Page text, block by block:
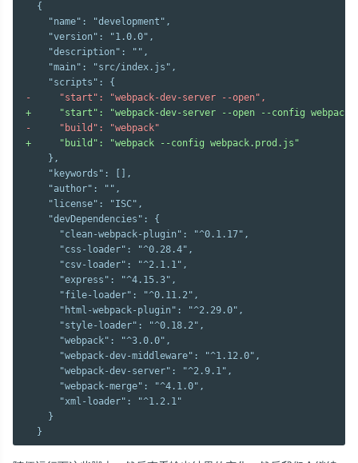
  {
    "name": "development",
    "version": "1.0.0",
    "description": "",
    "main": "src/index.js",
-     "start": "webpack-dev-server --open",
+     "start": "webpack-dev-server --open --config
-     "build": "webpack"
+     "build": "webpack --config webpack.prod.js"
    },
    "keywords": [],
    "author": "",
    "license": "ISC",
    "devDependencies": {
      "clean-webpack-plugin": "^0.1.17",
      "css-loader": "^0.28.4",
      "csv-loader": "^2.1.1",
      "express": "^4.15.3",
      "file-loader": "^0.11.2",
      "html-webpack-plugin": "^2.29.0",
      "style-loader": "^0.18.2",
      "webpack": "^3.0.0",
      "webpack-dev-middleware": "^1.12.0",
      "webpack-dev-server": "^2.9.1",
      "webpack-merge": "^4.1.0",
      "xml-loader": "^1.2.1"
    }